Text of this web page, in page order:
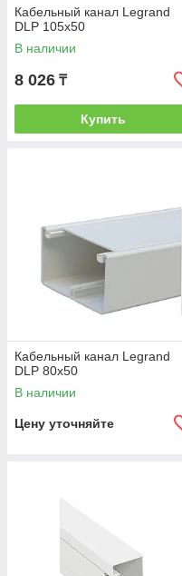
Кабельный канал Legrand
DLP 105х50
В наличии
8 026 ₸
Купить
Кабельный канал Legrand
DLP 80х50
В наличии
Цену уточняйте